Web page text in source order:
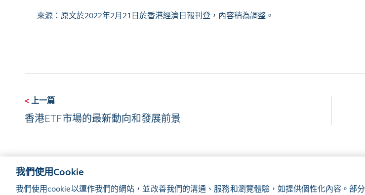
來源：原文於2022年2月21日於香港經濟日報刊登，內容稍為調整。
< 上一篇
香港ETF市場的最新動向和發展前景
網站地圖 使用條款 隱私聲明 cookie通知
我們使用Cookie
我們使用cookie以運作我們的網站，並改善我們的溝通、服務和瀏覽體驗，如提供個性化內容。部分